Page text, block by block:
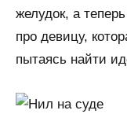
желудок, а
про девицу,
пытаясь найти